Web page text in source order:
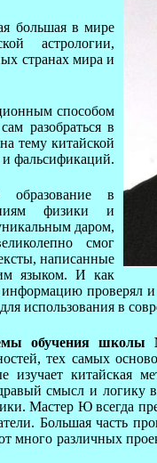
большая в мире
астрологии,
странах мира и
способом
разобраться в
тему китайской
и фальсификаций.
в
физики и
даром,
смог
написанные
языком. И как
проверял и
использования в
обучения
тех самых
изучает китайская
смысл и
Мастер Ю всегда
Большая часть
много различных